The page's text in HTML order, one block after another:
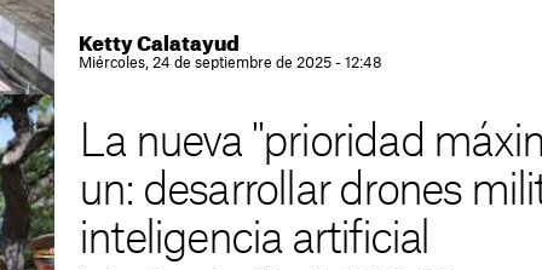
Ketty Calatayud
Miércoles, 24 de septiembre de 2025 - 12:48
La nueva "prioridad
un: desarrollar drones
inteligencia artificial